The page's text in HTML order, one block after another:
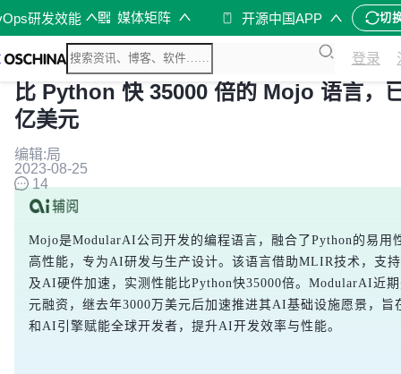
研发效能 媒体矩阵 开源中国APP 切
登录
比 Python 快 35000 倍的 Mojo 语言，
亿美元
编辑:局
2023-08-25
14
Mojo是ModularAI公司开发的编程语言，融合了Python的易用
高性能，专为AI研发与生产设计。该语言借助MLIR技术，支
及AI硬件加速，实测性能比Python快35000倍。ModularAI近
元融资，继去年3000万美元后加速推进其AI基础设施愿景，旨
和AI引擎赋能全球开发者，提升AI开发效率与性能。